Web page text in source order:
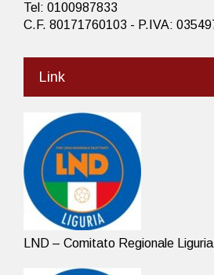
Tel: 0100987833
C.F. 80171760103 - P.IVA:
Link
LND – Comitato Regionale Liguria